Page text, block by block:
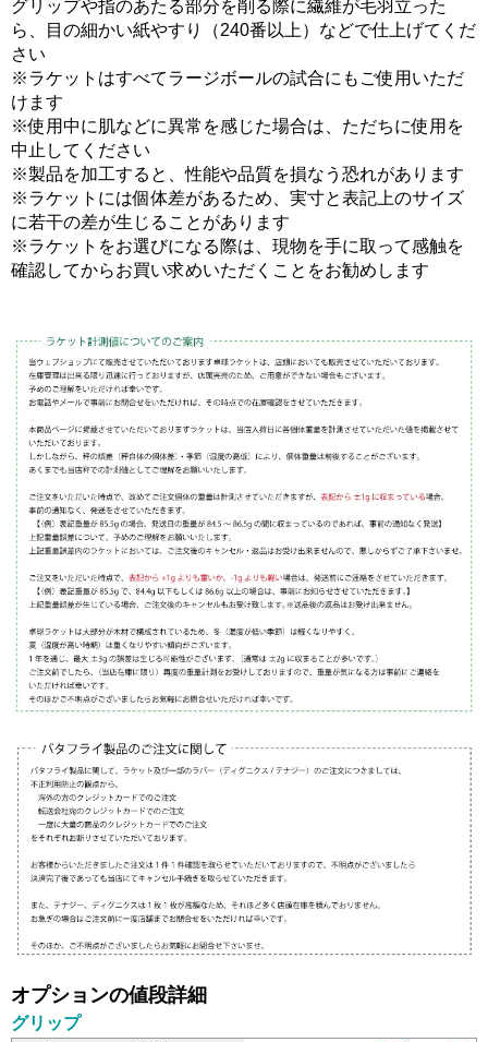
グリップや指のあたる部分を削る際に繊維が毛羽立った
ら、目の細かい紙やすり（240番以上）などで仕上げてくだ
さい
※ラケットはすべてラージボールの試合にもご使用いただ
けます
※使用中に肌などに異常を感じた場合は、ただちに使用を
中止してください
※製品を加工すると、性能や品質を損なう恐れがあります
※ラケットには個体差があるため、実寸と表記上のサイズ
に若干の差が生じることがあります
※ラケットをお選びになる際は、現物を手に取って感触を
確認してからお買い求めいただくことをお勧めします
オプションの値段詳細
グリップ